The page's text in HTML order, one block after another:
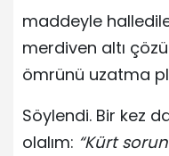
maddeyle
merdiven altı
ömrünü uzatma
Söylendi. Bir kez
olalım: “Kürt